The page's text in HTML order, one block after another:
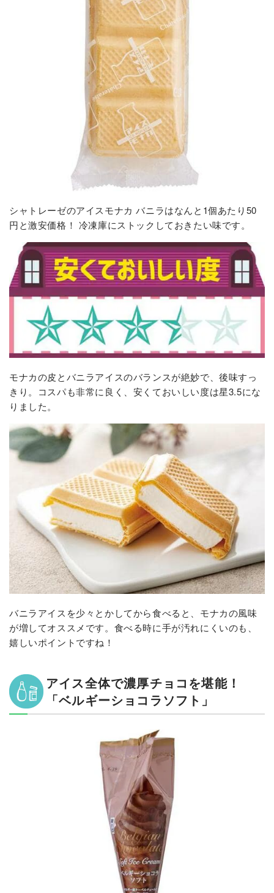
シャトレーゼのアイスモナカ バニラはなんと1個あたり50
円と激安価格！ 冷凍庫にストックしておきたい味です。
モナカの皮とバニラアイスのバランスが絶妙で、後味すっ
きり。コスパも非常に良く、安くておいしい度は星3.5にな
りました。
バニラアイスを少々とかしてから食べると、モナカの風味
が増してオススメです。食べる時に手が汚れにくいのも、
嬉しいポイントですね！
アイス全体で濃厚チョコを堪能！
「ベルギーショコラソフト」